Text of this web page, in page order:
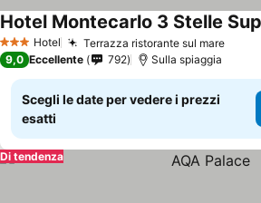
3 StelleHotel Terrazza ristorante sul mare
Hotel Montecarlo 3 Stelle
9,0 Eccellente 792 Sulla spiaggia
Scegli le date per vedere i prezzi
esatti
Di tendenza